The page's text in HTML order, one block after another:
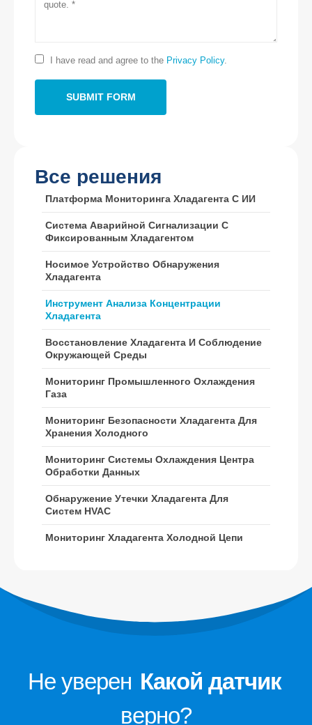
Все решения
Платформа Мониторинга Хладагента С ИИ
Система Аварийной Сигнализации С
Фиксированным Хладагентом
Носимое Устройство Обнаружения
Хладагента
Инструмент Анализа Концентрации
Хладагента
Восстановление Хладагента И Соблюдение
Окружающей Среды
Мониторинг Промышленного Охлаждения
Газа
Мониторинг Безопасности Хладагента Для
Хранения Холодного
Мониторинг Системы Охлаждения Центра
Обработки Данных
Обнаружение Утечки Хладагента Для
Систем HVAC
Мониторинг Хладагента Холодной Цепи
I have read and agree to the Privacy Policy.
Не уверен Какой датчик
верно?
0086-371-67169097
Электронная почта:cece@winsensor.com
WeChat WhatsApp
Горячие продукты
R454B Датчик
R410 Датчик
R454B Датчик
Наше решение
Обнаружение утечки хладагента
для систем HVAC
Мониторинг хладагента холодной
Мониторинг системы охлаждения
Мониторинг безопасности
Мониторинг промышленного
охлаждения газа